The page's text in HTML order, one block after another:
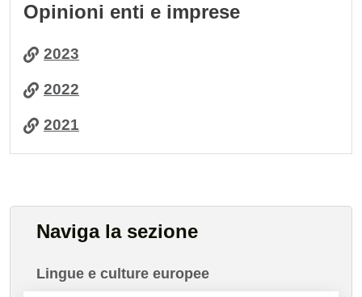
Opinioni enti e imprese
2023
2022
2021
Naviga la sezione
Lingue e culture europee